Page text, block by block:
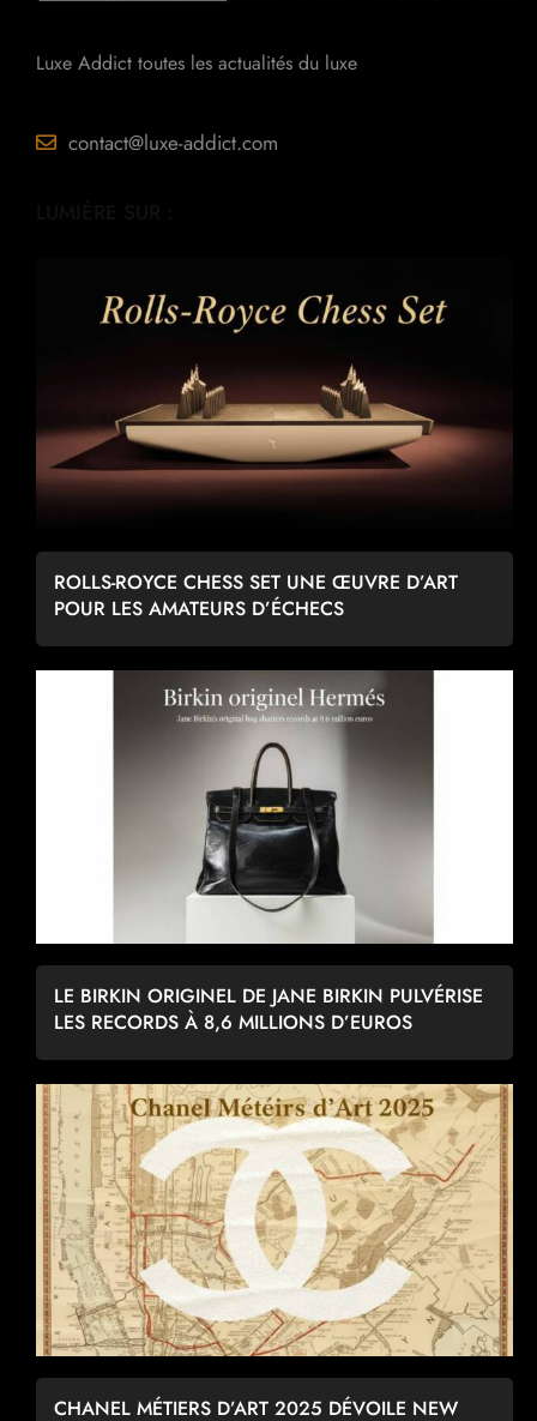
Luxe Addict toutes les actualités du luxe
contact@luxe-addict.com
ROLLS-ROYCE CHESS SET UNE ŒUVRE D’ART
POUR LES AMATEURS D’ÉCHECS
LE BIRKIN ORIGINEL DE JANE BIRKIN PULVÉRISE
LES RECORDS À 8,6 MILLIONS D’EUROS
CHANEL MÉTIERS D’ART 2025 DÉVOILE NEW